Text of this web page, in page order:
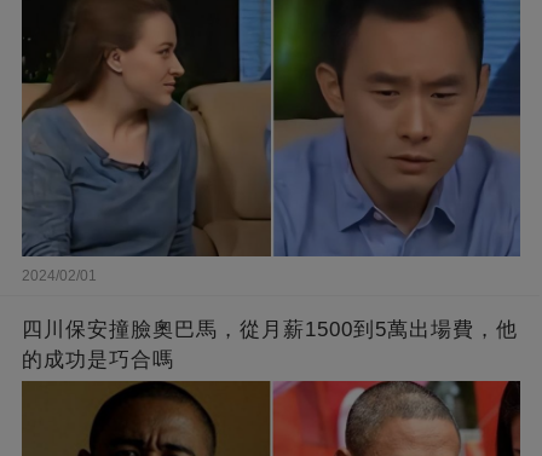
2024/02/01
四川保安撞臉奧巴馬，從月薪1500到5萬出場費，他
的成功是巧合嗎